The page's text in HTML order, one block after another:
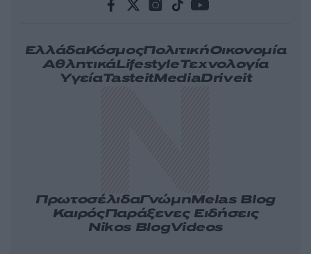
ΕλλάδαΚόσμοςΠολιτικήΟικονομία
ΑθλητικάLifestyleΤεχνολογία
ΥγείαTasteitMediaDriveit
ΠρωτοσέλιδαΓνώμηMelas Blog
ΚαιρόςΠαράξενες Ειδήσεις
Nikos BlogVideos